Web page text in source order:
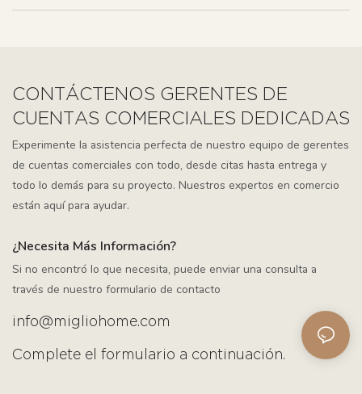
CONTÁCTENOS GERENTES DE
CUENTAS COMERCIALES DEDICADAS
Experimente la asistencia perfecta de nuestro equipo de gerentes
de cuentas comerciales con todo, desde citas hasta entrega y
todo lo demás para su proyecto. Nuestros expertos en comercio
están aquí para ayudar.
¿Necesita Más Información?
Si no encontró lo que necesita, puede enviar una consulta a
través de nuestro formulario de contacto
info@migliohome.com
Complete el formulario a continuación.